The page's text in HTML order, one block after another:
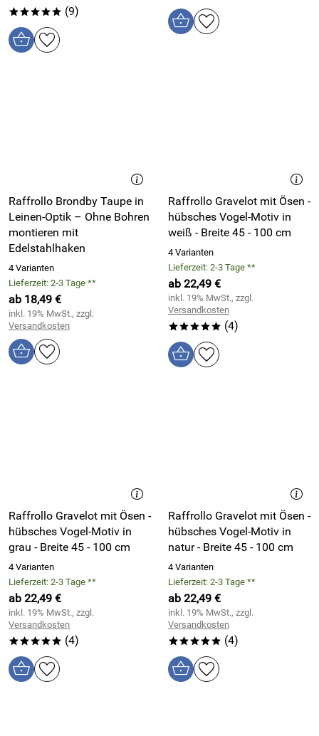
***** (9)
Raffrollo Brondby Taupe in
Leinen-Optik – Ohne Bohren
montieren mit
Edelstahlhaken
4 Varianten
Lieferzeit: 2-3 Tage **
ab 18,49 €
inkl. 19% MwSt., zzgl.
Versandkosten
Raffrollo Gravelot mit Ösen -
hübsches Vogel-Motiv in
weiß - Breite 45 - 100 cm
4 Varianten
Lieferzeit: 2-3 Tage **
ab 22,49 €
inkl. 19% MwSt., zzgl.
Versandkosten
***** (4)
Raffrollo Gravelot mit Ösen -
hübsches Vogel-Motiv in
grau - Breite 45 - 100 cm
4 Varianten
Lieferzeit: 2-3 Tage **
ab 22,49 €
inkl. 19% MwSt., zzgl.
Versandkosten
***** (4)
Raffrollo Gravelot mit Ösen -
hübsches Vogel-Motiv in
natur - Breite 45 - 100 cm
4 Varianten
Lieferzeit: 2-3 Tage **
ab 22,49 €
inkl. 19% MwSt., zzgl.
Versandkosten
***** (4)